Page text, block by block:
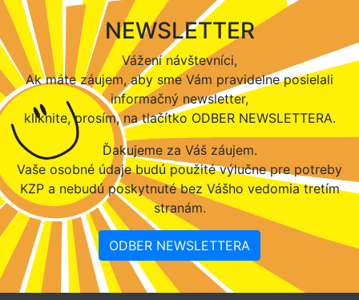
NEWSLETTER
Vážení návštevníci,
Ak máte záujem, aby sme Vám pravidelne posielali
informačný newsletter,
kliknite, prosím, na tlačítko ODBER NEWSLETTERA.
Ďakujeme za Váš záujem.
Vaše osobné údaje budú použité výlučne pre potreby
KZP a nebudú poskytnuté bez Vášho vedomia tretím
stranám.
ODBER NEWSLETTERA